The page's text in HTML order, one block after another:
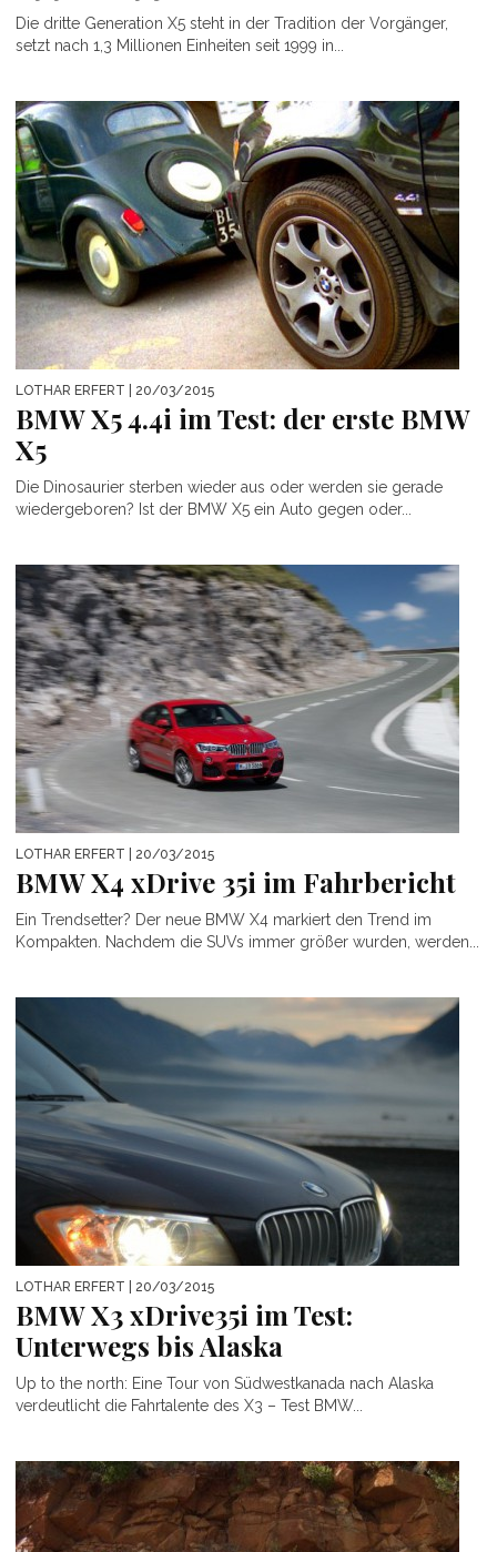
Die dritte Generation X5 steht in der Tradition der Vorgänger,
setzt nach 1,3 Millionen Einheiten seit 1999 in...
LOTHAR ERFERT | 20/03/2015
BMW X5 4.4i im Test: der erste BMW
X5
Die Dinosaurier sterben wieder aus oder werden sie gerade
wiedergeboren? Ist der BMW X5 ein Auto gegen oder...
LOTHAR ERFERT | 20/03/2015
BMW X4 xDrive 35i im Fahrbericht
Ein Trendsetter? Der neue BMW X4 markiert den Trend im
Kompakten. Nachdem die SUVs immer größer wurden, werden...
LOTHAR ERFERT | 20/03/2015
BMW X3 xDrive35i im Test:
Unterwegs bis Alaska
Up to the north: Eine Tour von Südwestkanada nach Alaska
verdeutlicht die Fahrtalente des X3 – Test BMW...